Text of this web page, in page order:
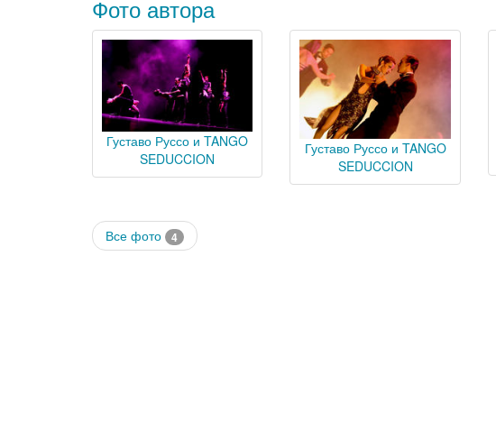
Фото автора
Густаво Руссо и TANGO
SEDUCCION
Густаво Руссо и TANGO
SEDUCCION
Все фото 4